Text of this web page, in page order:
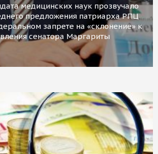
медицинских наук прозвучало
предложения патриарха РПЦ
запрете на «склонение» к
сенатора Маргариты